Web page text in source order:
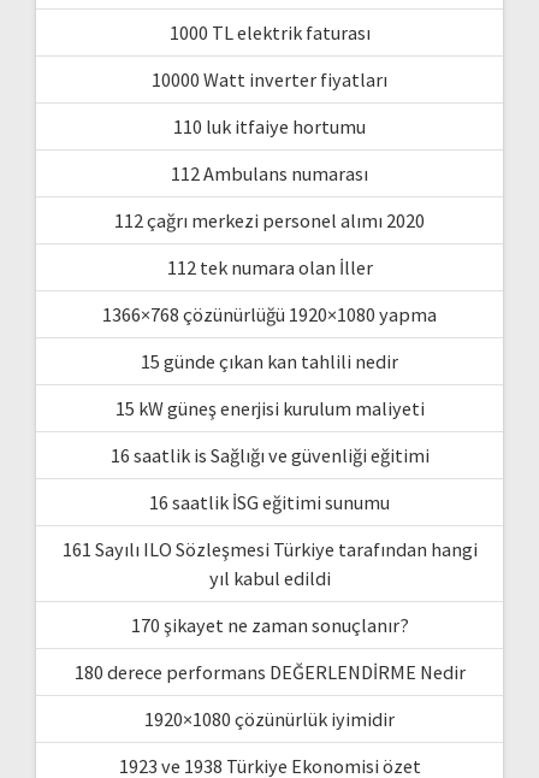
1000 TL elektrik faturası
10000 Watt inverter fiyatları
110 luk itfaiye hortumu
112 Ambulans numarası
112 çağrı merkezi personel alımı 2020
112 tek numara olan İller
1366×768 çözünürlüğü 1920×1080 yapma
15 günde çıkan kan tahlili nedir
15 kW güneş enerjisi kurulum maliyeti
16 saatlik is Sağlığı ve güvenliği eğitimi
16 saatlik İSG eğitimi sunumu
161 Sayılı ILO Sözleşmesi Türkiye tarafından hangi
yıl kabul edildi
170 şikayet ne zaman sonuçlanır?
180 derece performans DEĞERLENDİRME Nedir
1920×1080 çözünürlük iyimidir
1923 ve 1938 Türkiye Ekonomisi özet